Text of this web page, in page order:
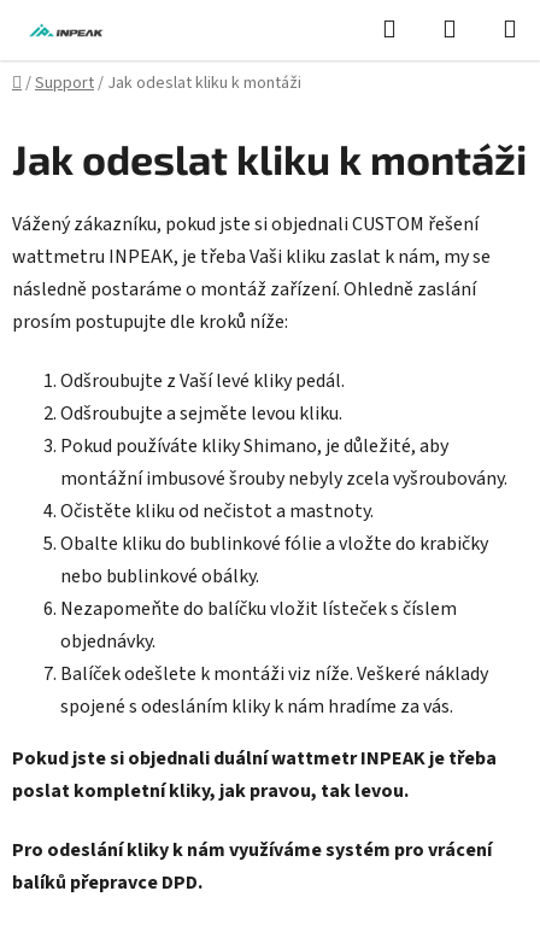
obsah
Hledat
KOŠÍK
Domů
/Support/ Jak odeslat kliku k montáži
Jak odeslat kliku k montáži
Vážený zákazníku, pokud jste si objednali CUSTOM řešení
wattmetru INPEAK, je třeba Vaši kliku zaslat k nám, my se
následně postaráme o montáž zařízení. Ohledně zaslání
prosím postupujte dle kroků níže:
Odšroubujte z Vaší levé kliky pedál.
Odšroubujte a sejměte levou kliku.
Pokud používáte kliky Shimano, je důležité, aby
montážní imbusové šrouby nebyly zcela vyšroubovány.
Očistěte kliku od nečistot a mastnoty.
Obalte kliku do bublinkové fólie a vložte do krabičky
nebo bublinkové obálky.
Nezapomeňte do balíčku vložit lísteček s číslem
objednávky.
Balíček odešlete k montáži viz níže. Veškeré náklady
spojené s odesláním kliky k nám hradíme za vás.
Pokud jste si objednali duální wattmetr INPEAK je třeba
poslat kompletní kliky, jak pravou, tak levou.
Pro odeslání kliky k nám využíváme systém pro vrácení
balíků přepravce DPD.